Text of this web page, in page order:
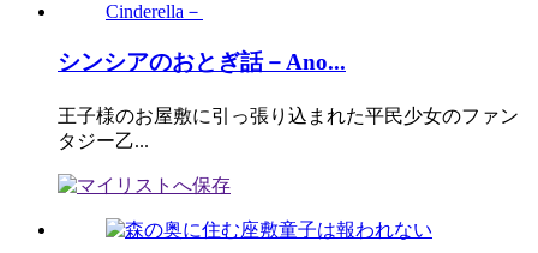
シンシアのおとぎ話－Ano...
王子様のお屋敷に引っ張り込まれた平民少女のファン
タジー乙...